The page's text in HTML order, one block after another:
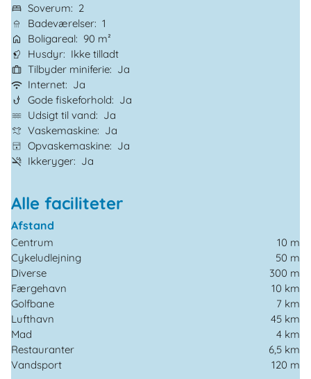
Soverum
2
Badeværelser 1
Boligareal
90 m²
Husdyr
Ikke tilladt
Tilbyder miniferie
Ja
Internet
Ja
Gode fiskeforhold
Ja
Udsigt til vand
Ja
Vaskemaskine
Ja
Opvaskemaskine
Ja
Ikkeryger
Ja
Alle faciliteter
Afstand
Centrum
10 m
Cykeludlejning
50 m
Diverse
300 m
Færgehavn
10 km
Golfbane
7 km
Lufthavn
45 km
Mad
4 km
Restauranter
6,5 km
Vandsport
120 m